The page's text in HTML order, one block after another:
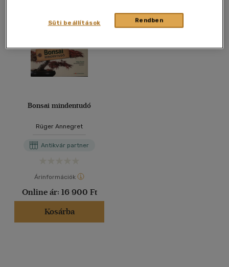
Bonsai mindentudó
Rüger Annegret
Antikvár partner
Árinformációk
Online ár: 16 900 Ft
Kosárba
Rendben
Süti beállítások